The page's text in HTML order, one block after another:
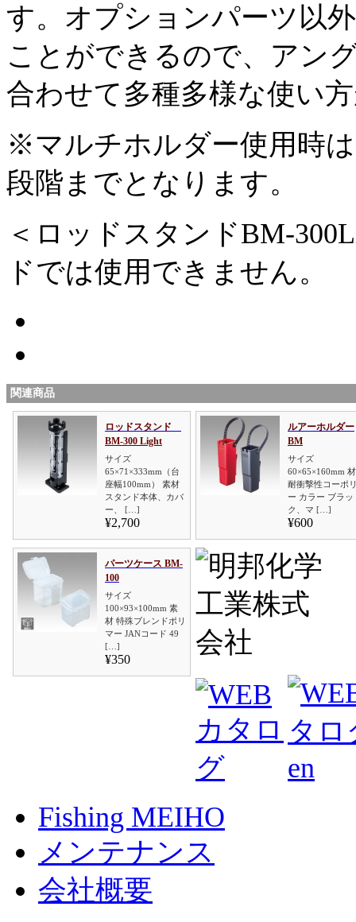
す。オプションパーツ以
ことができるので、アン
合わせて多種多様な使い
※マルチホルダー使用時
段階までとなります。
＜ロッドスタンドBM-
ドでは使用できません。
関連商品
ロッドスタンド
BM-300 Light
サイズ
65×71×333mm（台
座幅100mm） 素材
スタンド本体、カバ
ー、 […]
¥2,700
ルアーホルダー
BM
サイズ
60×65×160mm
耐衝撃性コーポ
ー カラー ブラッ
ク、マ […]
¥600
パーツケース BM-
100
サイズ
100×93×100mm 素
材 特殊ブレンドポリ
マー JANコード 49
[…]
¥350
Fishing MEIHO
メンテナンス
会社概要